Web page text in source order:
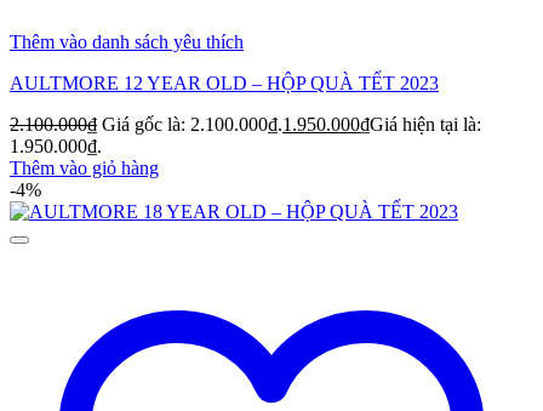
Thêm vào danh sách yêu thích
AULTMORE 12 YEAR OLD – HỘP QUÀ TẾT 2023
2.100.000₫ Giá gốc là: 2.100.000₫.1.950.000₫Giá hiện tại là:
1.950.000₫.
Thêm vào giỏ hàng
-4%